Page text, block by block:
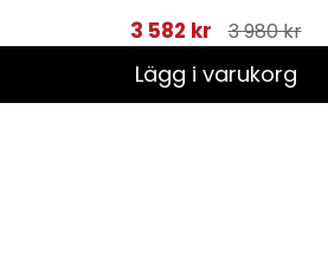
3 582 kr 3 980 kr
Lägg i varukorg